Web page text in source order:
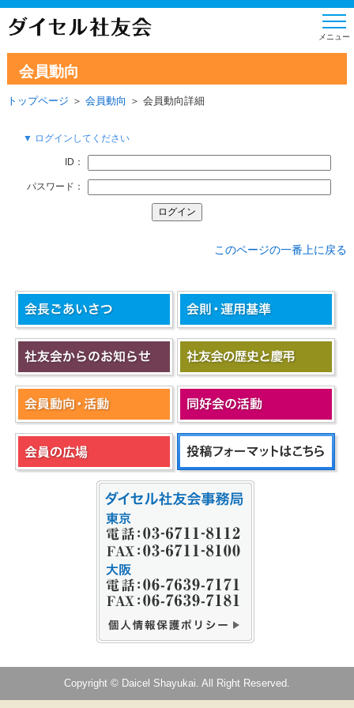
会員動向
トップページ ＞ 会員動向 ＞ 会員動向詳細
▼ ログインしてください
ID：
パスワード：
このページの一番上に戻る
Copyright © Daicel Shayukai. All Right Reserved.